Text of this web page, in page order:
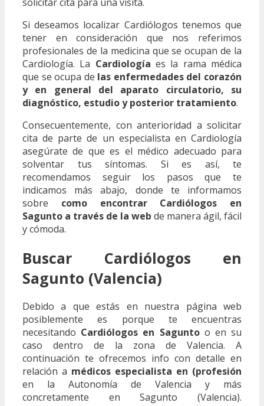
Si deseamos localizar Cardiólogos tenemos que
tener en consideración que nos referimos
profesionales de la medicina que se ocupan de la
Cardiología. La Cardiología es la rama médica
que se ocupa de las enfermedades del corazón
y en general del aparato circulatorio, su
diagnóstico, estudio y posterior tratamiento.
Consecuentemente, con anterioridad a solicitar
cita de parte de un especialista en Cardiología
asegúrate de que es el médico adecuado para
solventar tus síntomas. Si es así, te
recomendamos seguir los pasos que te
indicamos más abajo, donde te informamos
sobre como encontrar Cardiólogos en
Sagunto a través de la web de manera ágil, fácil
y cómoda.
Buscar Cardiólogos en
Sagunto (Valencia)
Debido a que estás en nuestra página web
posiblemente es porque te encuentras
necesitando Cardiólogos en Saguntoo en su
caso dentro de la zona de Valencia. A
continuación te ofrecemos info con detalle en
relación a médicos especialista en (profesión
en la Autonomía de Valencia y más
concretamente en Sagunto (Valencia).